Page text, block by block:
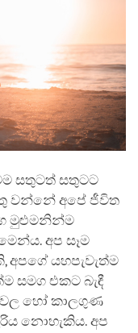
සතුටත් සතුටට
වන්නේ අපේ ජීවිත
මුළුමනින්ම
අප සෑම
යහපැවැත්ම
සමග එකට බැඳී
හෝ කාලගුණ
නොහැකිය. අප